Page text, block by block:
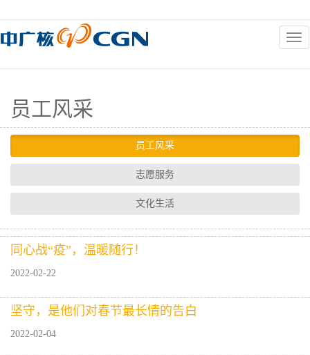
和谐企业
员工风采
员工风采
志愿服务
文化生活
同心战“疫”，温暖随行！
2022-02-22
坚守，是他们对春节最长情的告白
2022-02-04